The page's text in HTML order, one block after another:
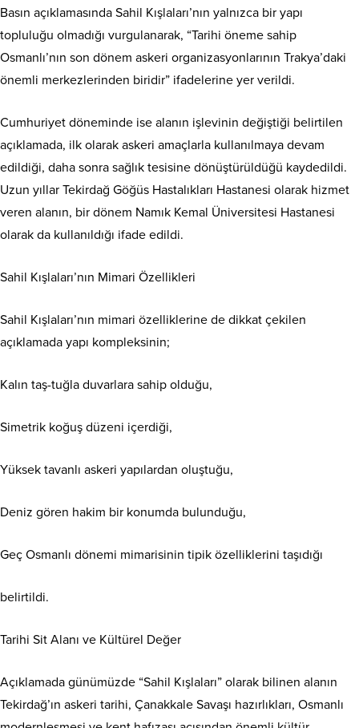
Basın açıklamasında Sahil Kışlaları’nın yalnızca bir yapı
topluluğu olmadığı vurgulanarak, “Tarihi öneme sahip
Osmanlı’nın son dönem askeri organizasyonlarının Trakya’daki
önemli merkezlerinden biridir” ifadelerine yer verildi.
Cumhuriyet döneminde ise alanın işlevinin değiştiği belirtilen
açıklamada, ilk olarak askeri amaçlarla kullanılmaya devam
edildiği, daha sonra sağlık tesisine dönüştürüldüğü kaydedildi.
Uzun yıllar Tekirdağ Göğüs Hastalıkları Hastanesi olarak hizmet
veren alanın, bir dönem Namık Kemal Üniversitesi Hastanesi
olarak da kullanıldığı ifade edildi.
Sahil Kışlaları’nın Mimari Özellikleri
Sahil Kışlaları’nın mimari özelliklerine de dikkat çekilen
açıklamada yapı kompleksinin;
Kalın taş-tuğla duvarlara sahip olduğu,
Simetrik koğuş düzeni içerdiği,
Yüksek tavanlı askeri yapılardan oluştuğu,
Deniz gören hakim bir konumda bulunduğu,
Geç Osmanlı dönemi mimarisinin tipik özelliklerini taşıdığı
belirtildi.
Tarihi Sit Alanı ve Kültürel Değer
Açıklamada günümüzde “Sahil Kışlaları” olarak bilinen alanın
Tekirdağ’ın askeri tarihi, Çanakkale Savaşı hazırlıkları, Osmanlı